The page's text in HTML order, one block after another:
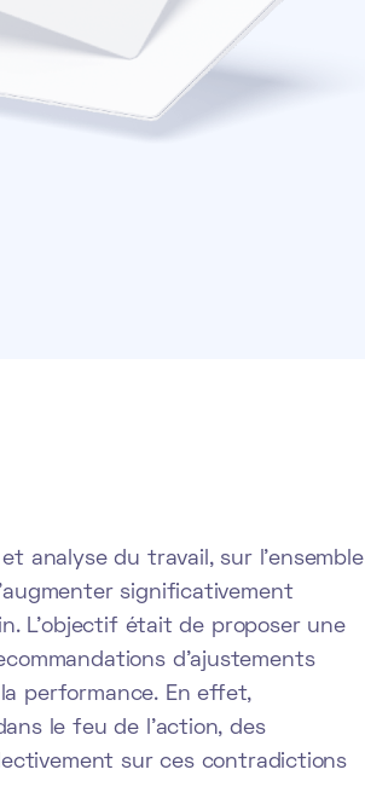
analyse du travail, sur l'ensemble
significativement
L'objectif était de proposer une
d'ajustements
performance. En effet,
le feu de l'action, des
sur ces contradictions